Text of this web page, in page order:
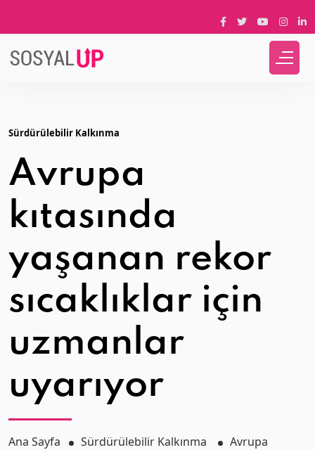
Sürdürülebilir Kalkınma
Avrupa
kıtasında
yaşanan rekor
sıcaklıklar için
uzmanlar
uyarıyor
Ana Sayfa Sürdürülebilir Kalkınma
Avrupa